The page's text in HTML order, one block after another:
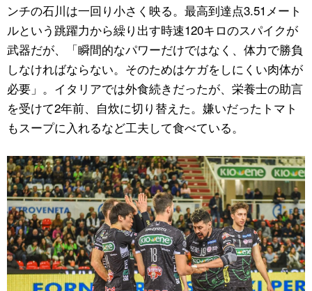
ンチの石川は一回り小さく映る。最高到達点3.51メート
ルという跳躍力から繰り出す時速120キロのスパイクが
武器だが、「瞬間的なパワーだけではなく、体力で勝負
しなければならない。そのためはケガをしにくい肉体が
必要」。イタリアでは外食続きだったが、栄養士の助言
を受けて2年前、自炊に切り替えた。嫌いだったトマト
もスープに入れるなど工夫して食べている。